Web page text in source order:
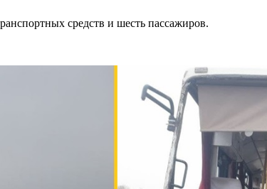
средств и шесть пассажиров.